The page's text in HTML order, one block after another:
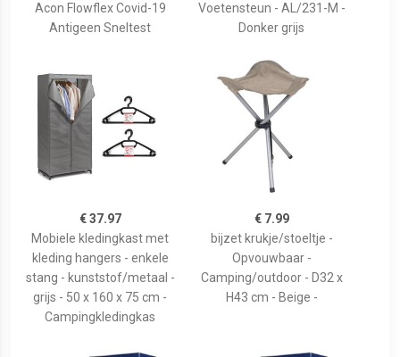
Acon Flowflex Covid-19
Antigeen Sneltest
Voetensteun - AL/231-M -
Donker grijs
€ 37.97
Mobiele kledingkast met
kleding hangers - enkele
stang - kunststof/metaal -
grijs - 50 x 160 x 75 cm -
Campingkledingkas
€ 7.99
bijzet krukje/stoeltje -
Opvouwbaar -
Camping/outdoor - D32 x
H43 cm - Beige -